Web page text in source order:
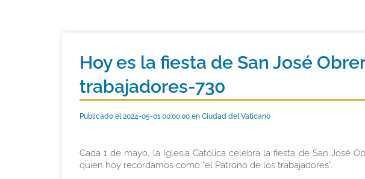
Hoy es la fiesta de San José
trabajadores-730
Publicado el 2024-05-01 00:00:00 en Ciudad del Vaticano
Cada 1 de mayo, la Iglesia Católica celebra la fiesta de San José
quien hoy recordamos como “el Patrono de los trabajadores”.